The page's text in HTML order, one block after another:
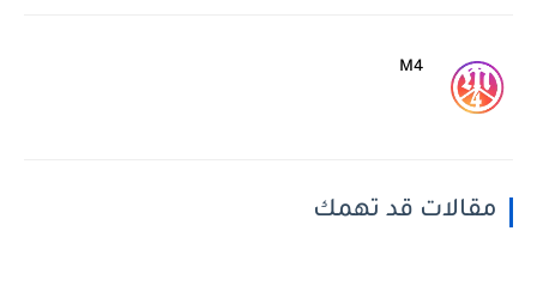
M4
مقالات قد تهمك